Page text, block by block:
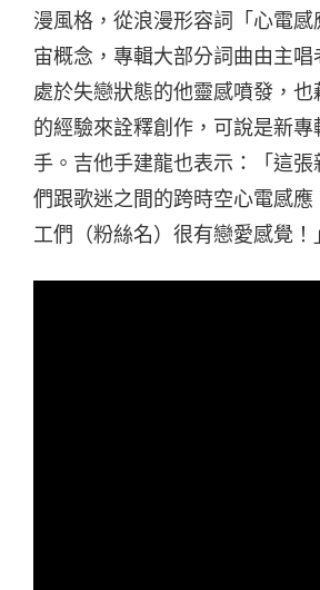
漫風格，從浪漫形容詞「心電
宙概念，專輯大部分詞曲由主
處於失戀狀態的他靈感噴發，
的經驗來詮釋創作，可說是新
手。吉他手建龍也表示：「這
們跟歌迷之間的跨時空心電感應
工們（粉絲名）很有戀愛感覺！」